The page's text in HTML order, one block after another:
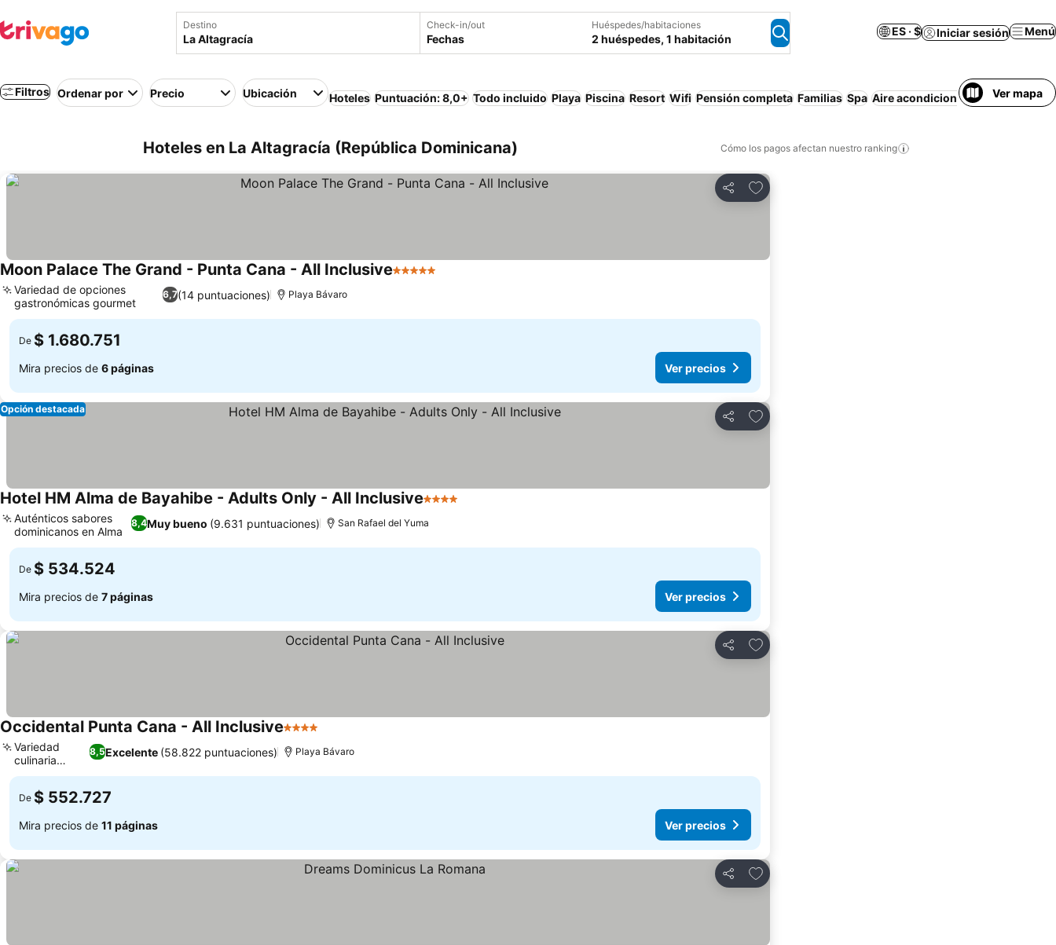
Destino Check-in/out
Fechas
Huéspedes/habitaciones
2 huéspedes, 1 habitación
ES · $ Iniciar sesión Menú
Filtros Ordenar por Precio Ubicación Hoteles Puntuación: 8,0+ Todo incluido Playa Piscina Resort Wifi Pensión completa Familias Spa Aire acondicionado Navegación
Ver mapa
Hoteles en La Altagracía (República Dominicana) Cómo los pagos afectan nuestro ranking
Compartir
Agregar a favoritos
Moon Palace The Grand - Punta Cana - All Inclusive5 Estrellas
6,7(14 puntuaciones)
Variedad de opciones
gastronómicas gourmet
Playa Bávaro
De $ 1.680.751
Mira precios de 6 páginas Ver precios
Compartir
Agregar a favoritos
Opción destacada
Hotel HM Alma de Bayahibe - Adults Only - All Inclusive4 Estrellas
8,4Muy bueno (9.631 puntuaciones)
Auténticos sabores
dominicanos en Alma
San Rafael del Yuma
De $ 534.524
Mira precios de 7 páginas Ver precios
Compartir
Agregar a favoritos
Occidental Punta Cana - All Inclusive4 Estrellas
8,5Excelente (58.822 puntuaciones)
Variedad
culinaria
global
Playa Bávaro
De $ 552.727
Mira precios de 11 páginas Ver precios
Compartir
Agregar a favoritos